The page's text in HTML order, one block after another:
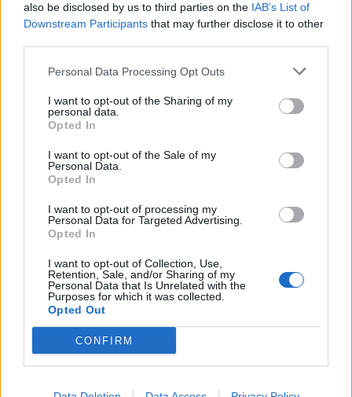
also be disclosed by us to third parties on the IAB’s List of
Downstream Participants that may further disclose it to other
Personal Data Processing Opt Outs
I want to opt-out of the Sharing of my
personal data.
Opted In
I want to opt-out of the Sale of my
Personal Data.
Opted In
I want to opt-out of processing my
Personal Data for Targeted Advertising.
Opted In
I want to opt-out of Collection, Use,
Retention, Sale, and/or Sharing of my
Personal Data that Is Unrelated with the
Purposes for which it was collected.
Opted Out
CONFIRM
Ferry από το Λαύριο στη
Σμύρνη το καλοκαίρι-Πότε
ξεκινά
13/03/2019 - 02:00
Εισβολή Ρουβίκωνα σε
παράρτημα του
υπουργείου
Περιβάλλοντος
13/03/2019 - 02:00
ΡΟΗ ΕΙΔΗΣΕΩΝ
ΥΠΑΑΤ: Επιπλέον 12,5 εκατ. ευρώ στις Περιφέρειες